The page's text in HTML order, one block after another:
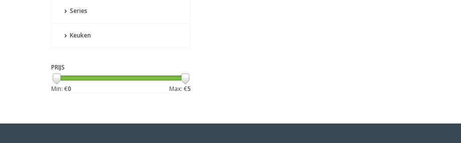
Series
Keuken
PRIJS
Min: €0 Max: €5